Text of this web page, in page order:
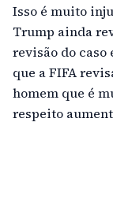
Isso é muito
Trump ainda
revisão do
que a FIFA
homem que é
respeito